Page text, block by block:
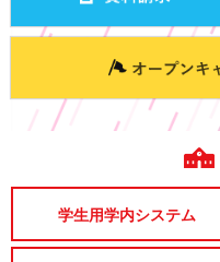
学生用学内システム